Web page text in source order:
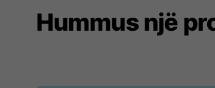
Hummus një